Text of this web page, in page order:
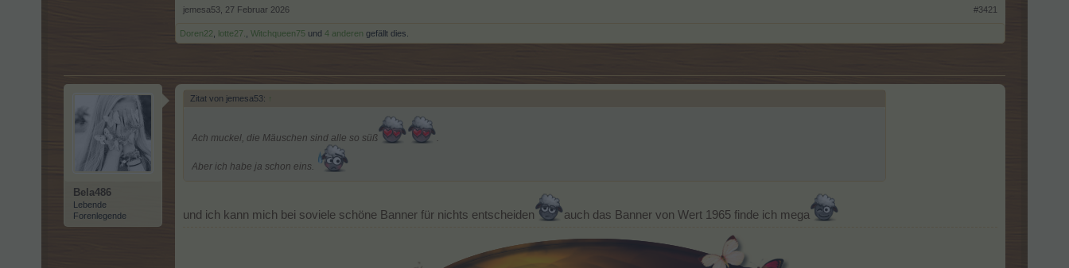
jemesa53 27 Februar 2026 #3421
Doren22 lotte27. Witchqueen75 und 4 anderen gefällt dies.
Bela486
Lebende
Forenlegende
Zitat von jemesa53: ↑
Ach muckel, die Mäuschen sind alle so süß .
Aber ich habe ja schon eins.
und ich kann mich bei soviele schöne Banner für nichts entscheiden auch das Banner von Wert 1965 finde ich mega